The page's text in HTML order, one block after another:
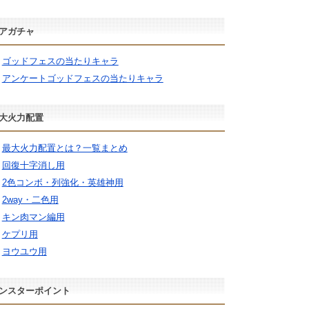
ガチャ
ゴッドフェスの当たりキャラ
アンケートゴッドフェスの当たりキャラ
火力配置
最大火力配置とは？一覧まとめ
回復十字消し用
2色コンボ・列強化・英雄神用
2way・二色用
キン肉マン編用
ケプリ用
ヨウユウ用
スターポイント